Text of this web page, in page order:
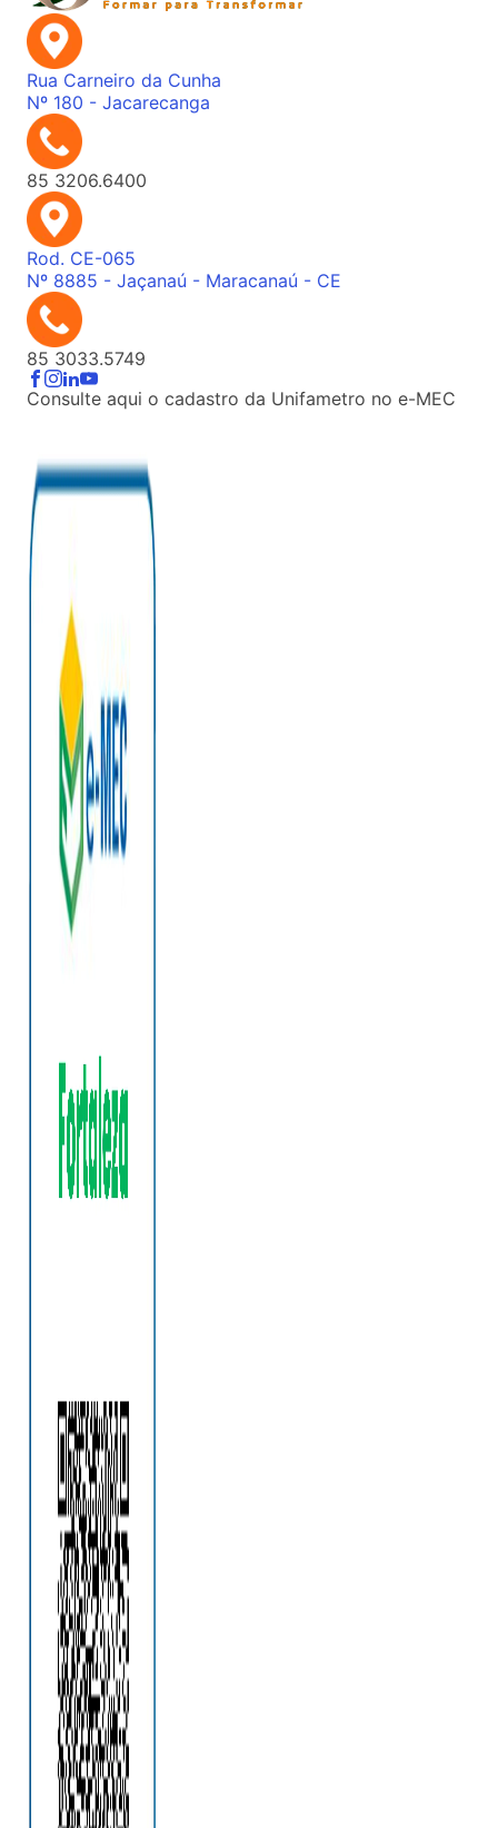
Rua Carneiro da Cunha
Nº 180 - Jacarecanga
85 3206.6400
Rod. CE-065
Nº 8885 - Jaçanaú - Maracanaú - CE
85 3033.5749
Consulte aqui o cadastro da Unifametro no e-MEC